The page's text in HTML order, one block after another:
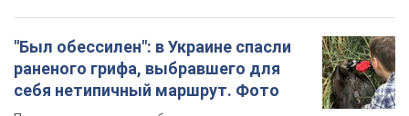
"Был обессилен": в Украине спасли
раненого грифа, выбравшего для
себя нетипичный маршрут. Фото